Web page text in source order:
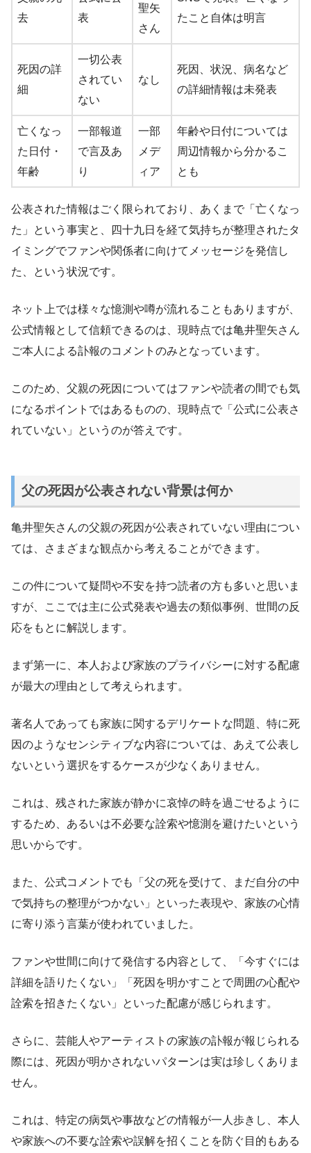
去
表
聖矢
さん
たこと自体は明言
死因の詳
細
一切公表
されてい
ない
なし
死因、状況、病名など
の詳細情報は未発表
亡くなっ
た日付・
年齢
一部報道
で言及あ
り
一部
メデ
ィア
年齢や日付については
周辺情報から分かるこ
とも
公表された情報はごく限られており、あくまで「亡くなっ
た」という事実と、四十九日を経て気持ちが整理されたタ
イミングでファンや関係者に向けてメッセージを発信し
た、という状況です。
ネット上では様々な憶測や噂が流れることもありますが、
公式情報として信頼できるのは、現時点では亀井聖矢さん
ご本人による訃報のコメントのみとなっています。
このため、父親の死因についてはファンや読者の間でも気
になるポイントではあるものの、現時点で「公式に公表さ
れていない」というのが答えです。
父の死因が公表されない背景は何か
亀井聖矢さんの父親の死因が公表されていない理由につい
ては、さまざまな観点から考えることができます。
この件について疑問や不安を持つ読者の方も多いと思いま
すが、ここでは主に公式発表や過去の類似事例、世間の反
応をもとに解説します。
まず第一に、本人および家族のプライバシーに対する配慮
が最大の理由として考えられます。
著名人であっても家族に関するデリケートな問題、特に死
因のようなセンシティブな内容については、あえて公表し
ないという選択をするケースが少なくありません。
これは、残された家族が静かに哀悼の時を過ごせるように
するため、あるいは不必要な詮索や憶測を避けたいという
思いからです。
また、公式コメントでも「父の死を受けて、まだ自分の中
で気持ちの整理がつかない」といった表現や、家族の心情
に寄り添う言葉が使われていました。
ファンや世間に向けて発信する内容として、「今すぐには
詳細を語りたくない」「死因を明かすことで周囲の心配や
詮索を招きたくない」といった配慮が感じられます。
さらに、芸能人やアーティストの家族の訃報が報じられる
際には、死因が明かされないパターンは実は珍しくありま
せん。
これは、特定の病気や事故などの情報が一人歩きし、本人
や家族への不要な詮索や誤解を招くことを防ぐ目的もある